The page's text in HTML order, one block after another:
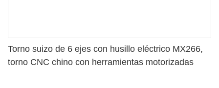
Torno suizo de 6 ejes con husillo eléctrico MX266,
torno CNC chino con herramientas motorizadas